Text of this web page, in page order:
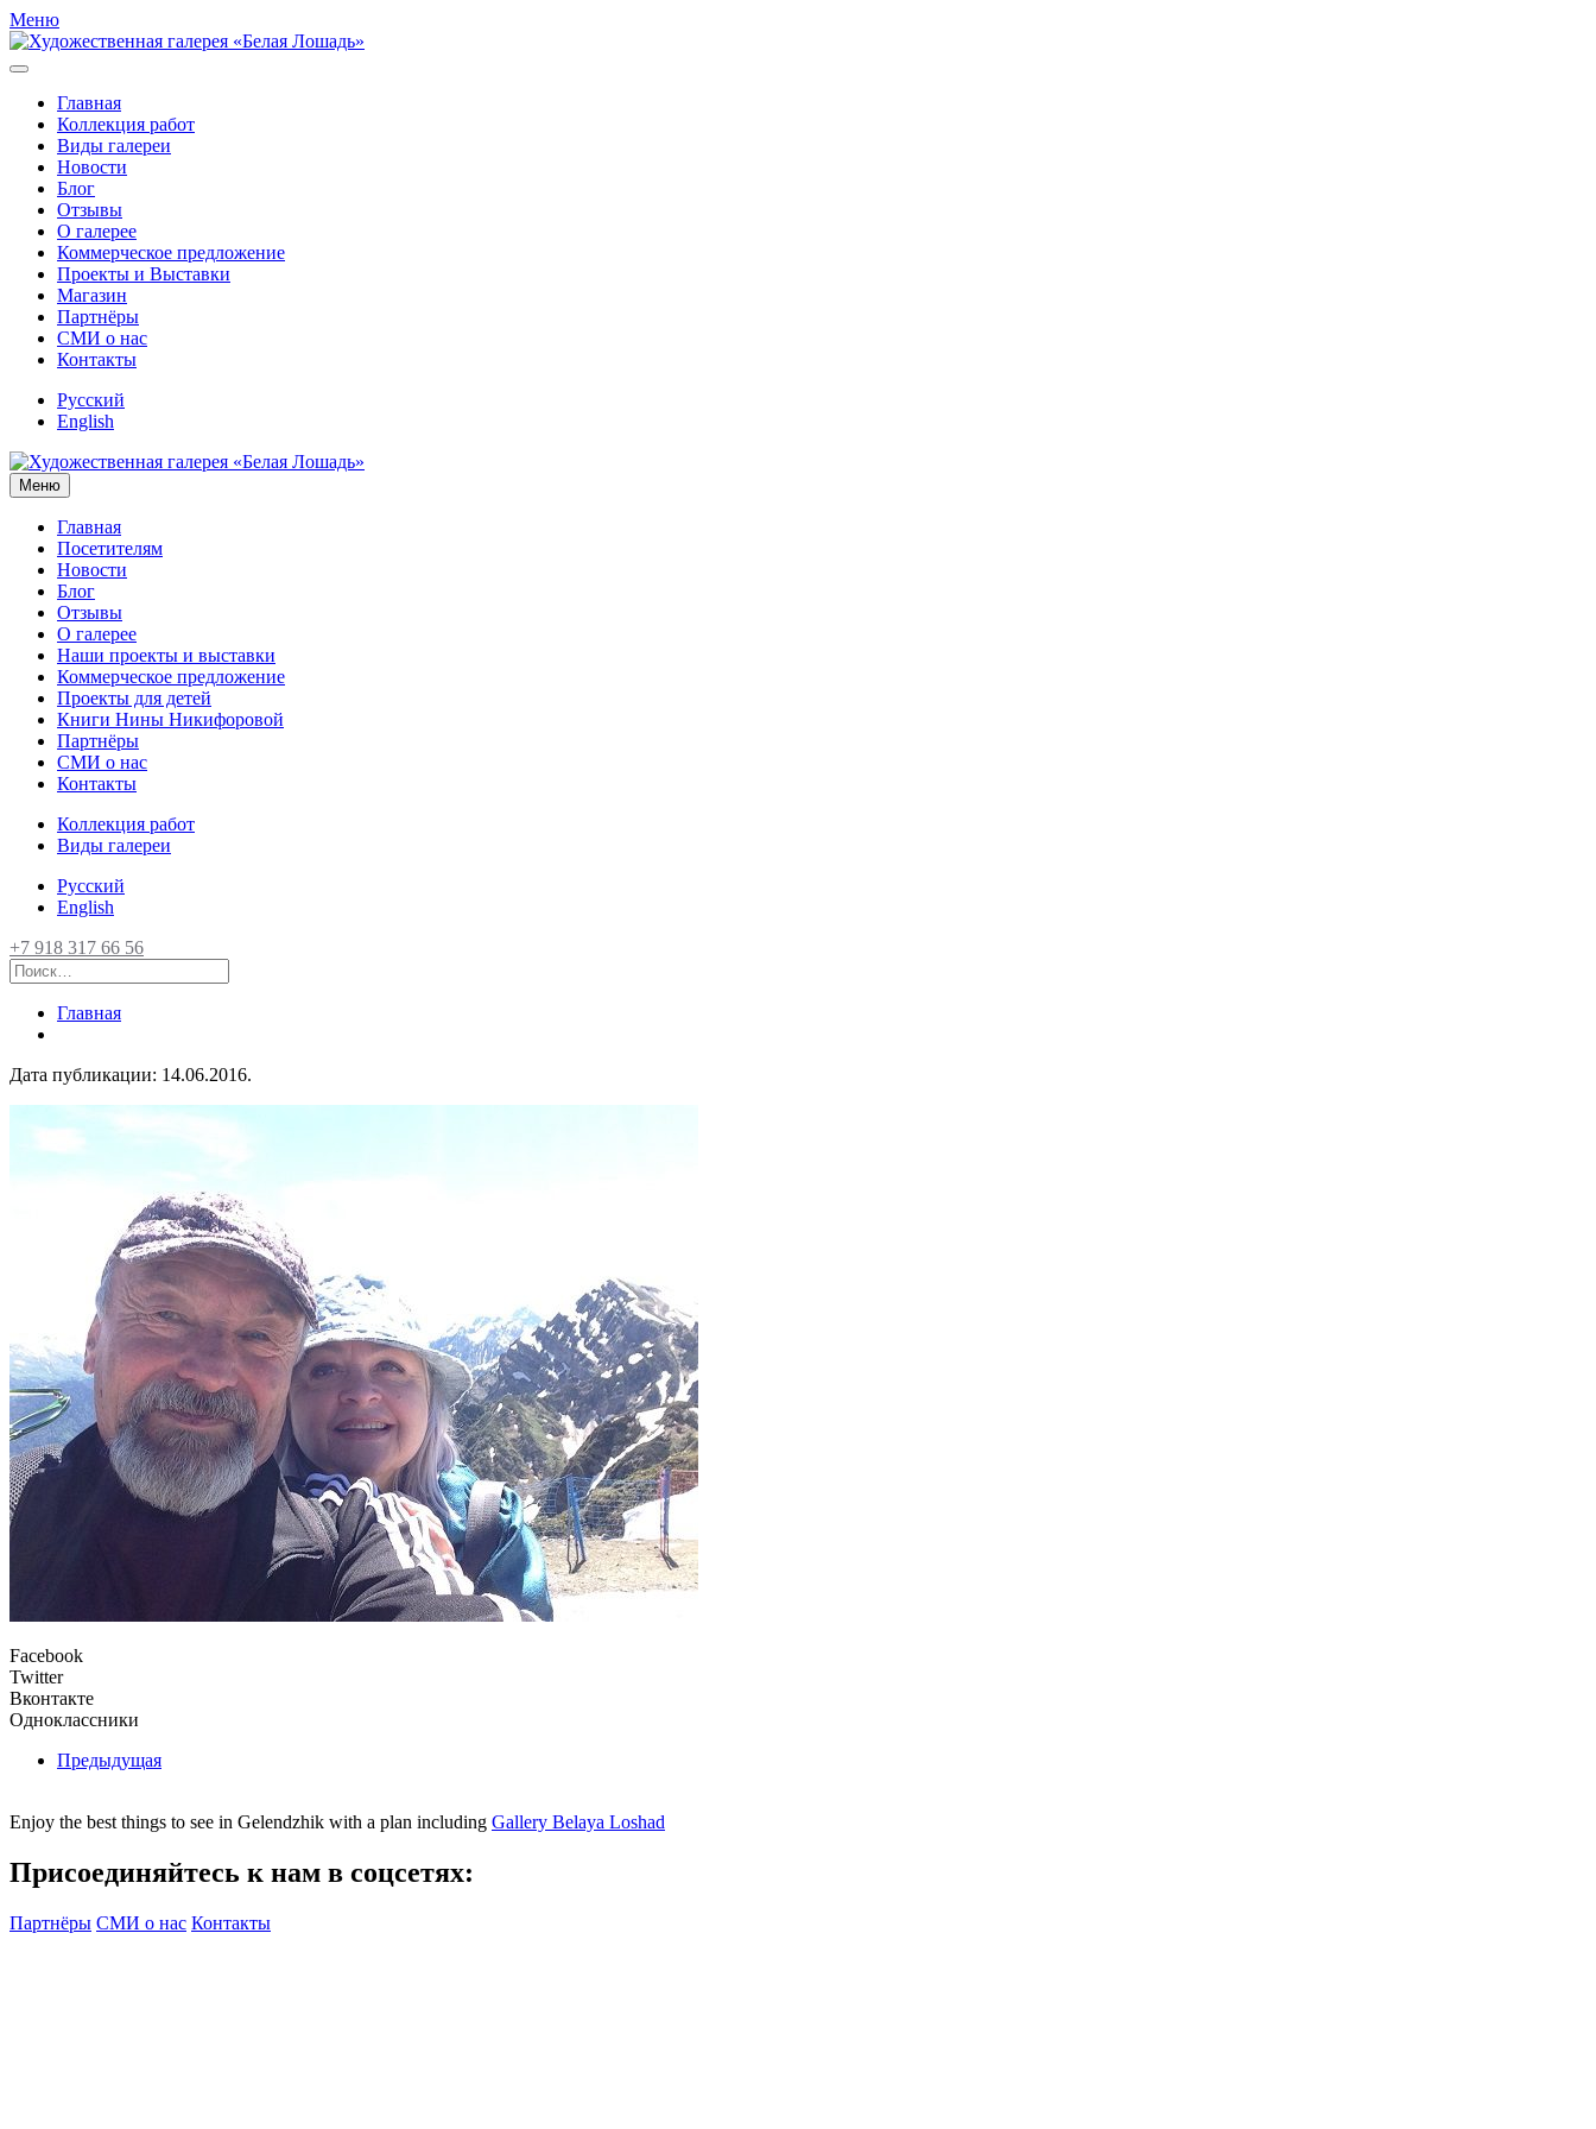
Меню
Главная
Коллекция работ
Виды галереи
Новости
Блог
Отзывы
О галерее
Коммерческое предложение
Проекты и Выставки
Магазин
Партнёры
СМИ о нас
Контакты
Русский
English
Меню
Главная
Посетителям
Новости
Блог
Отзывы
О галерее
Наши проекты и выставки
Коммерческое предложение
Проекты для детей
Книги Нины Никифоровой
Партнёры
СМИ о нас
Контакты
Коллекция работ
Виды галереи
Русский
English
+7 918 317 66 56
Главная
Дата публикации: 14.06.2016.
Facebook
Twitter
Вконтакте
Одноклассники
Предыдущая
Enjoy the best things to see in Gelendzhik with a plan including Gallery Belaya Loshad
Присоединяйтесь к нам в соцсетях:
Партнёры СМИ о нас Контакты